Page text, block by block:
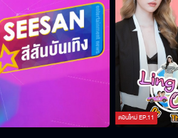
ตอนใหม่EP.11